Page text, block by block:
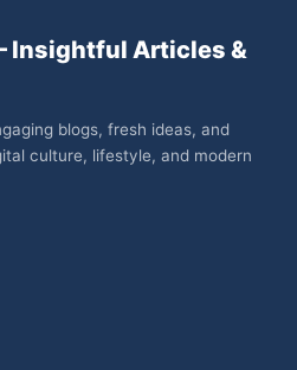
Insightful Articles &
blogs, fresh ideas, and
culture, lifestyle, and modern